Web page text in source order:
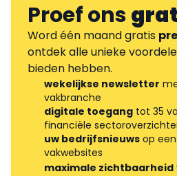
Proef ons
Word één maand gratis
ontdek alle unieke
bieden hebben.
wekelijkse newsletter
vakbranche
digitale toegang tot 35
financiële
uw bedrijfsnieuws op
vakwebsites
maximale zichtbaarheid